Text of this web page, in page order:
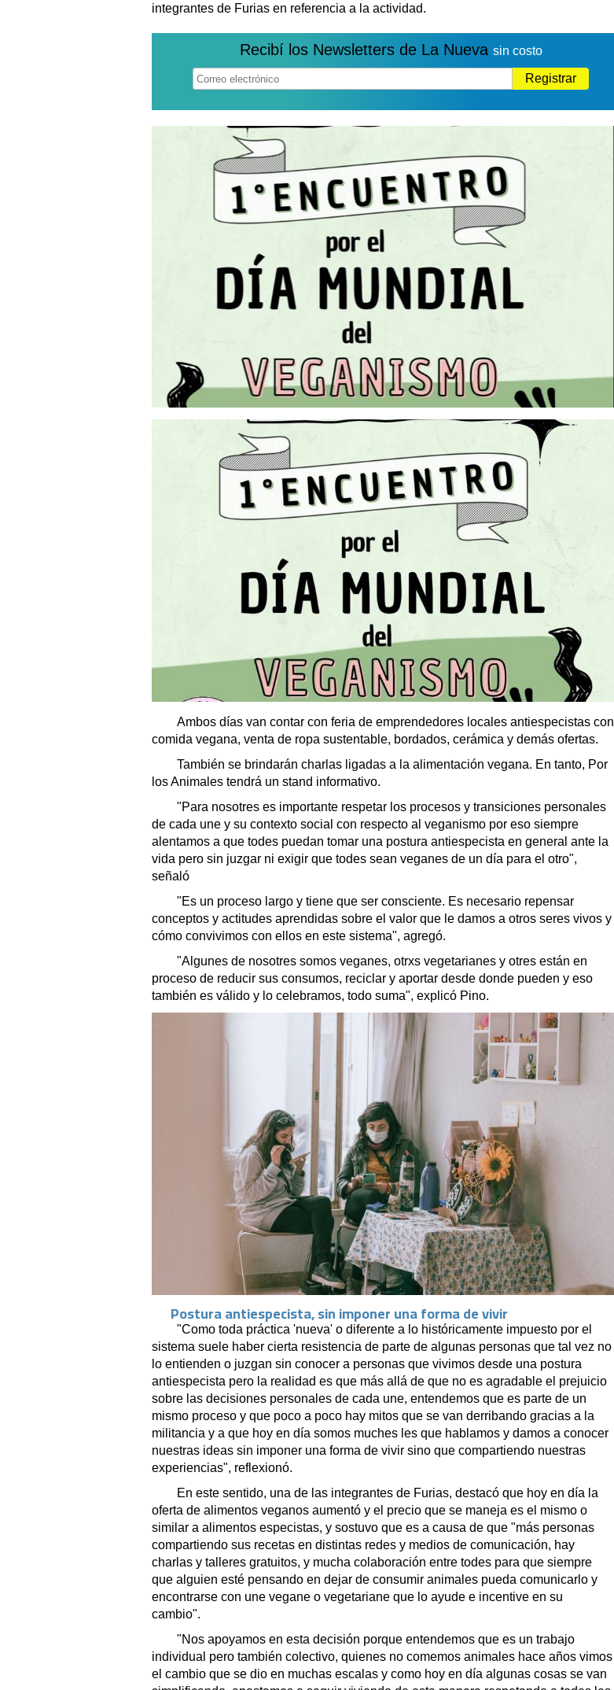
integrantes de Furias en referencia a la actividad.
Recibí los Newsletters de La Nueva sin costo
Registrar
Ambos días van contar con feria de emprendedores locales antiespecistas con
comida vegana, venta de ropa sustentable, bordados, cerámica y demás ofertas.
También se brindarán charlas ligadas a la alimentación vegana. En tanto, Por
los Animales tendrá un stand informativo.
"Para nosotres es importante respetar los procesos y transiciones personales
de cada une y su contexto social con respecto al veganismo por eso siempre
alentamos a que todes puedan tomar una postura antiespecista en general ante la
vida pero sin juzgar ni exigir que todes sean veganes de un día para el otro",
señaló
"Es un proceso largo y tiene que ser consciente. Es necesario repensar
conceptos y actitudes aprendidas sobre el valor que le damos a otros seres vivos y
cómo convivimos con ellos en este sistema", agregó.
"Algunes de nosotres somos veganes, otrxs vegetarianes y otres están en
proceso de reducir sus consumos, reciclar y aportar desde donde pueden y eso
también es válido y lo celebramos, todo suma", explicó Pino.
Postura antiespecista, sin imponer una forma de vivir
"Como toda práctica 'nueva' o diferente a lo históricamente impuesto por el
sistema suele haber cierta resistencia de parte de algunas personas que tal vez no
lo entienden o juzgan sin conocer a personas que vivimos desde una postura
antiespecista pero la realidad es que más allá de que no es agradable el prejuicio
sobre las decisiones personales de cada une, entendemos que es parte de un
mismo proceso y que poco a poco hay mitos que se van derribando gracias a la
militancia y a que hoy en día somos muches les que hablamos y damos a conocer
nuestras ideas sin imponer una forma de vivir sino que compartiendo nuestras
experiencias", reflexionó.
En este sentido, una de las integrantes de Furias, destacó que hoy en día la
oferta de alimentos veganos aumentó y el precio que se maneja es el mismo o
similar a alimentos especistas, y sostuvo que es a causa de que "más personas
compartiendo sus recetas en distintas redes y medios de comunicación, hay
charlas y talleres gratuitos, y mucha colaboración entre todes para que siempre
que alguien esté pensando en dejar de consumir animales pueda comunicarlo y
encontrarse con une vegane o vegetariane que lo ayude e incentive en su
cambio".
"Nos apoyamos en esta decisión porque entendemos que es un trabajo
individual pero también colectivo, quienes no comemos animales hace años vimos
el cambio que se dio en muchas escalas y como hoy en día algunas cosas se van